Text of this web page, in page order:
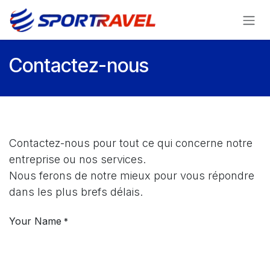
Se rendre au contenu
Contactez-nous
Contactez-nous pour tout ce qui concerne notre
entreprise ou nos services.
Nous ferons de notre mieux pour vous répondre
dans les plus brefs délais.
Your Name *